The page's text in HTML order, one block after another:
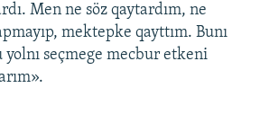
Men ne söz qaytardım, ne
mektepke qayttım. Bunı
seçmege mecbur etkeni